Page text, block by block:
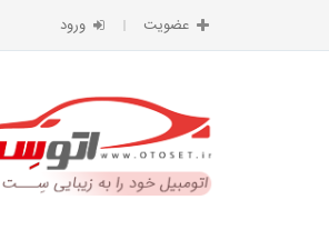
عضویت ورود